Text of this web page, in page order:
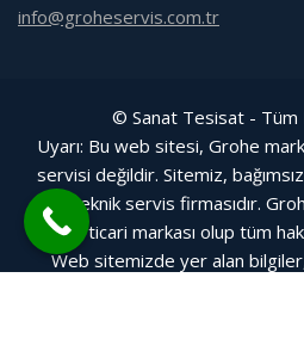
info@groheservis.com.tr
© Sanat Tesisat - Tüm
Uyarı: Bu web sitesi, Grohe
servisi değildir. Sitemiz,
özel teknik servis firmasıdır.
tescilli ticari markası olup tüm
Web sitemizde yer alan